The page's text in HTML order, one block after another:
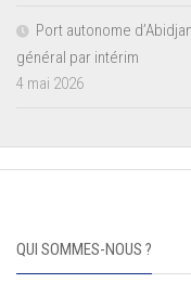
Port autonome
général par intérim
4 mai 2026
QUI SOMMES-NOUS ?